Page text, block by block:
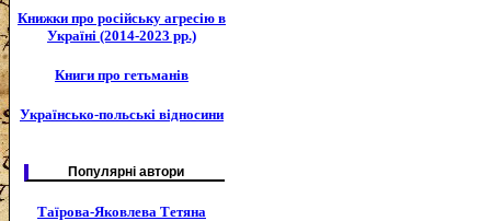
Книжки про російську агресію в
Україні (2014-2023 рр.)
Книги про гетьманів
Українсько-польські відносини
Популярні автори
Таїрова-Яковлева Тетяна